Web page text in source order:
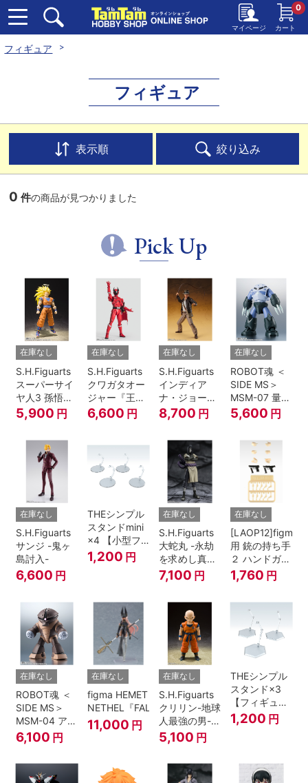
マイページ カート
0
フィギュア
フィギュア
表示順 絞り込み
0 件の商品が見つかりました
Pick Up
在庫なし
S.H.Figuarts
スーパーサイ
ヤ人3 孫悟空
『ドラゴンボ
ールZ』
5,900 円
在庫なし
S.H.Figuarts
クワガタオー
ジャー『王様
戦隊キングオ
ージャー』
6,600 円
在庫なし
S.H.Figuarts
インディア
ナ・ジョーン
ズ（レイダー
ス/失われたア
櫃》）
8,700 円
在庫なし
ROBOT魂 ＜
SIDE MS＞
MSM-07 量産
型ズゴック
ver.
5,600 円
在庫なし
S.H.Figuarts
サンジ -鬼ヶ
島討入-
6,600 円
THEシンプル
スタンドmini
×4 【小型フ
ィギュア＆デ
ィフォルメフ
1,200 円
在庫なし
S.H.Figuarts
大蛇丸 -永劫
を求めし真理
の探究者-
『NARUTO-
7,100 円
在庫なし
[LAOP12]figma
用 銃の持ち手
２ ハンドガン
セット
1,760 円
在庫なし
ROBOT魂 ＜
SIDE MS＞
MSM-04 アッ
ガイ ver.
A.N.I.M.E.
6,100 円
在庫なし
figma HEMET
NETHEL『FALSLANDER』
11,000 円
在庫なし
S.H.Figuarts
クリリン-地球
人最強の男-
『ドラゴンボ
ールＺ』
5,100 円
THEシンプル
スタンド×3
【フィギュア
＆模型用】
〈HEX〉タイ
1,200 円